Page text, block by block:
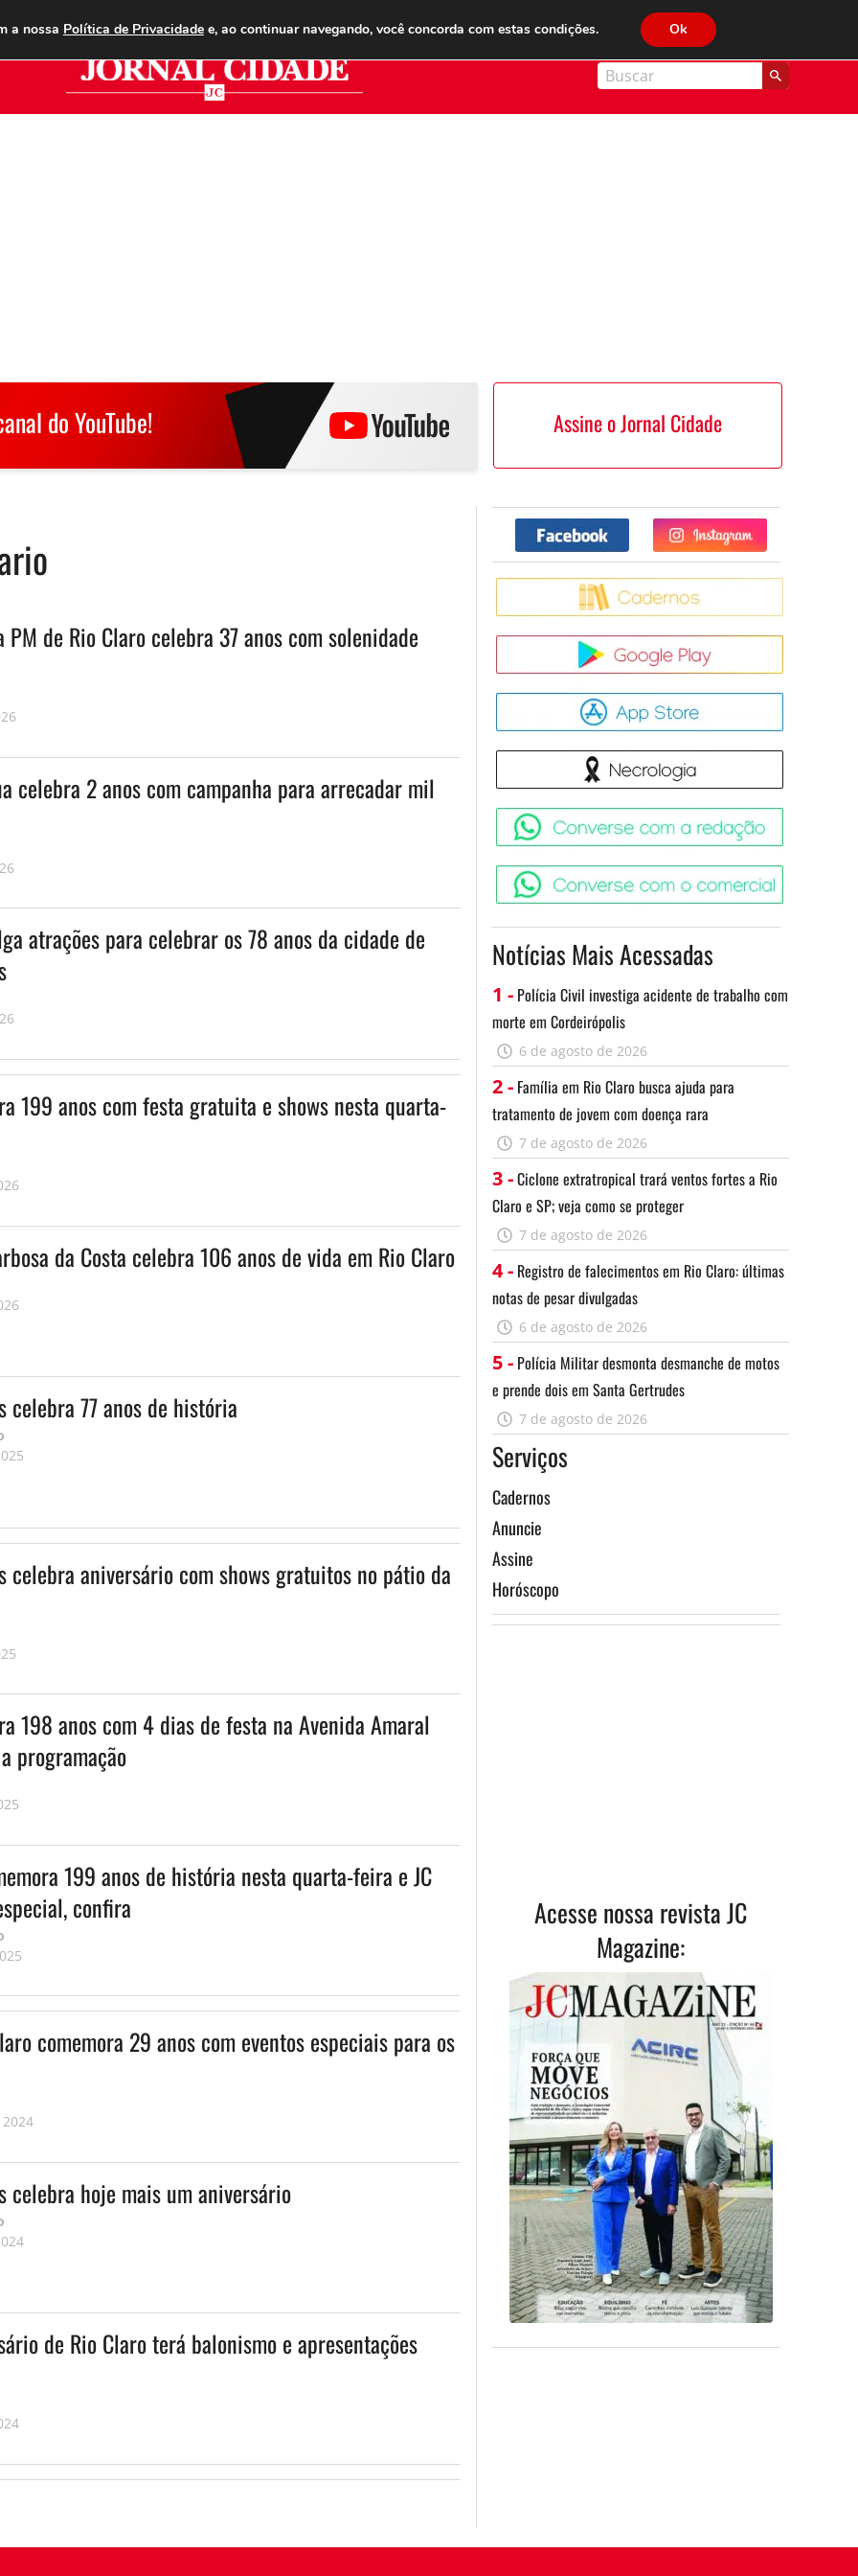
ANUNCIE ASSINE CONTATO PUBLICIDADE LEGAL JC FM 89.1
do YouTube! Assine o Jornal Cidade
PM de Rio Claro celebra 37 anos com solenidade
celebra 2 anos com campanha para arrecadar mil
atrações para celebrar os 78 anos da cidade de
199 anos com festa gratuita e shows nesta quarta-
da Costa celebra 106 anos de vida em Rio Claro
celebra 77 anos de história
celebra aniversário com shows gratuitos no pátio da
198 anos com 4 dias de festa na Avenida Amaral
programação
199 anos de história nesta quarta-feira e JC
confira
comemora 29 anos com eventos especiais para os
celebra hoje mais um aniversário
de Rio Claro terá balonismo e apresentações
Facebook Twitter
Notícias Mais Acessadas
1 - Polícia Civil investiga acidente de trabalho com
morte em Cordeirópolis
6 de agosto de 2026
2 - Família em Rio Claro busca ajuda para
tratamento de jovem com doença rara
7 de agosto de 2026
3 -Ciclone extratropical trará ventos fortes a Rio
Claro e SP; veja como se proteger
7 de agosto de 2026
4 - Registro de falecimentos em Rio Claro: últimas
notas de pesar divulgadas
6 de agosto de 2026
5 - Polícia Militar desmonta desmanche de motos
e prende dois em Santa Gertrudes
7 de agosto de 2026
Serviços
Cadernos
Anuncie
Assine
Horóscopo
Acesse nossa revista JC
Magazine:
a nossa Política de Privacidadee, ao continuar navegando, você concorda com estas condições. Ok